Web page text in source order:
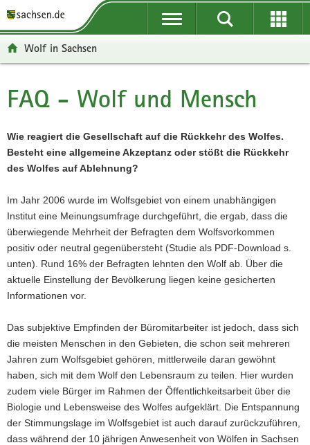
t
ü
e
r
g
e
i
f
e
n
d
e
a
v
i
g
a
t
i
o
t
n
v
i
g
t
i
o
n
p
n
a
l
t
t
e
n
f
o
m
a
t
i
o
n
t
-
e
r
e
c
h
Wolf in Sachsen
Hauptinhalt
FAQ - Wolf und Mensch
Wie reagiert die Gesellschaft auf die Rückkehr des Wolfes.
Besteht eine allgemeine Akzeptanz oder stößt die Rückkehr
des Wolfes auf Ablehnung?
Im Jahr 2006 wurde im Wolfsgebiet von einem unabhängigen
Institut eine Meinungsumfrage durchgeführt, die ergab, dass die
überwiegende Mehrheit der Befragten dem Wolfsvorkommen
positiv oder neutral gegenübersteht (Studie als PDF-Download s.
unten). Rund 16% der Befragten lehnten den Wolf ab. Über die
aktuelle Einstellung der Bevölkerung liegen keine gesicherten
Informationen vor.
Das subjektive Empfinden der Büromitarbeiter ist jedoch, dass sich
die meisten Menschen in den Gebieten, die schon seit mehreren
Jahren zum Wolfsgebiet gehören, mittlerweile daran gewöhnt
haben, sich mit dem Wolf den Lebensraum zu teilen. Hier wurden
zudem viele Bürger im Rahmen der Öffentlichkeitsarbeit über die
Biologie und Lebensweise des Wolfes aufgeklärt. Die Entspannung
der Stimmungslage im Wolfsgebiet ist auch darauf zurückzuführen,
dass während der 10 jährigen Anwesenheit von Wölfen in Sachsen